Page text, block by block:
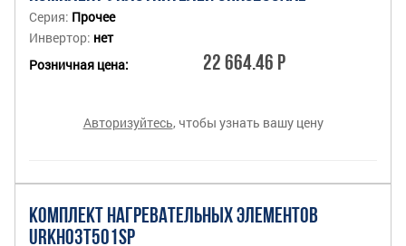
Серия: Прочее
Инвертор: нет
Розничная цена:
22 664.46 Р
Авторизуйтесь, чтобы узнать вашу цену
КОМПЛЕКТ НАГРЕВАТЕЛЬНЫХ ЭЛЕМЕНТОВ
URKH03T501SP